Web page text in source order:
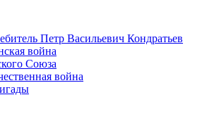
Петр Васильевич Кондратьев
война
Союза
война